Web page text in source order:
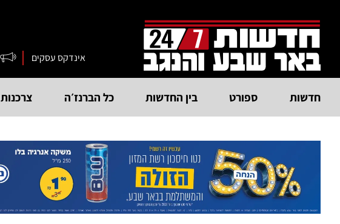
אינדקס עסקים
חדשות ספורט בין החדשות כל הברנז׳ה צרכנות